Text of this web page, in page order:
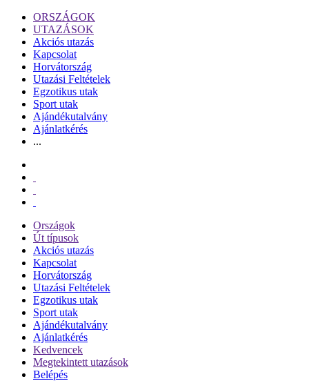
ORSZÁGOK
UTAZÁSOK
Akciós utazás
Kapcsolat
Horvátország
Utazási Feltételek
Egzotikus utak
Sport utak
Ajándékutalvány
Ajánlatkérés
...
Országok
Út típusok
Akciós utazás
Kapcsolat
Horvátország
Utazási Feltételek
Egzotikus utak
Sport utak
Ajándékutalvány
Ajánlatkérés
Kedvencek
Megtekintett utazások
Belépés